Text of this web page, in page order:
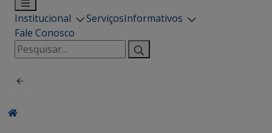
Institucional ServiçosInformativos
Fale Conosco
Pesquisar
por: